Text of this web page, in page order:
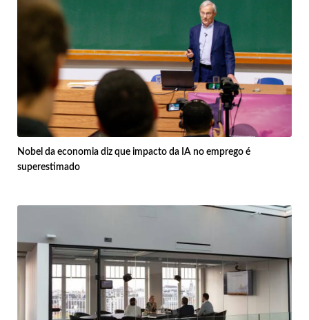
Nobel da economia diz que impacto da IA no emprego é
superestimado